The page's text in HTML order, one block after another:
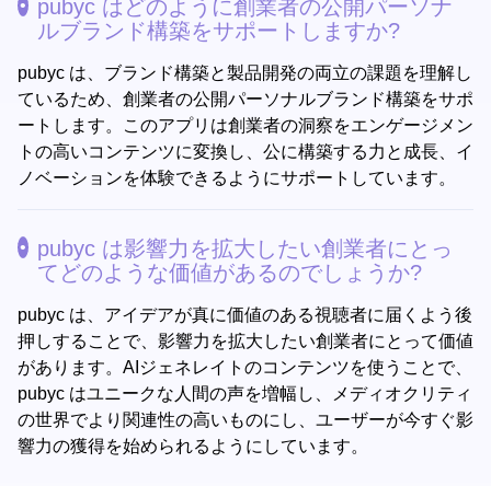
pubyc はどのように創業者の公開パーソナ
ルブランド構築をサポートしますか?
pubyc は、ブランド構築と製品開発の両立の課題を理解し
ているため、創業者の公開パーソナルブランド構築をサポ
ートします。このアプリは創業者の洞察をエンゲージメン
トの高いコンテンツに変換し、公に構築する力と成長、イ
ノベーションを体験できるようにサポートしています。
pubyc は影響力を拡大したい創業者にとっ
てどのような価値があるのでしょうか?
pubyc は、アイデアが真に価値のある視聴者に届くよう後
押しすることで、影響力を拡大したい創業者にとって価値
があります。AIジェネレイトのコンテンツを使うことで、
pubyc はユニークな人間の声を増幅し、メディオクリティ
の世界でより関連性の高いものにし、ユーザーが今すぐ影
響力の獲得を始められるようにしています。